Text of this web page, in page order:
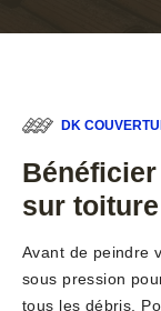
DK
sur
Avant de peindre
sous pression
tous les débris.